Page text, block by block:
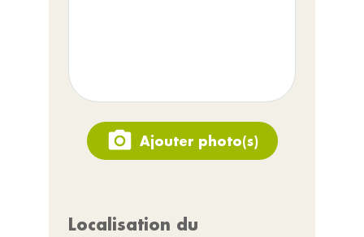
Ajouter photo(s)
Localisation du